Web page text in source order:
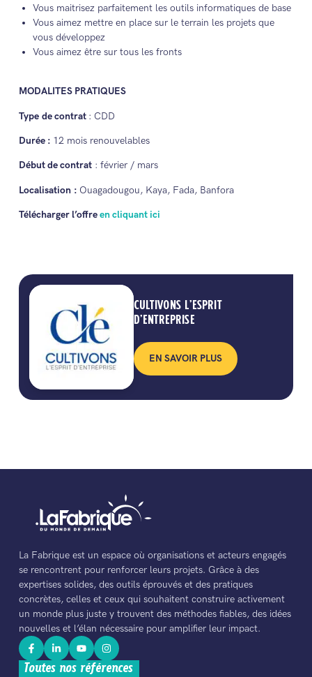
Vous maitrisez parfaitement les outils informatiques de base
Vous aimez mettre en place sur le terrain les projets que
vous développez
Vous aimez être sur tous les fronts
MODALITES PRATIQUES
Type de contrat : CDD
Durée : 12 mois renouvelables
Début de contrat: février / mars
Localisation : Ouagadougou, Kaya, Fada, Banfora
Télécharger l’offreen cliquant ici
CULTIVONS L’ESPRIT
D’ENTREPRISE
EN SAVOIR PLUS
La Fabrique est un espace où organisations et acteurs engagés
se rencontrent pour renforcer leurs projets. Grâce à des
expertises solides, des outils éprouvés et des pratiques
concrètes, celles et ceux qui souhaitent construire activement
un monde plus juste y trouvent des méthodes fiables, des idées
nouvelles et l’élan nécessaire pour amplifier leur impact.
Toutes nos références